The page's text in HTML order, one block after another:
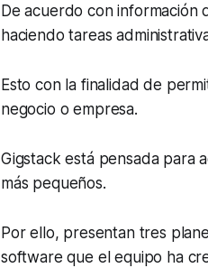
De acuerdo con información
haciendo tareas
Esto con la finalidad de
negocio o empresa.
Gigstack está pensada para
más pequeños.
Por ello, presentan tres
software que el equipo ha